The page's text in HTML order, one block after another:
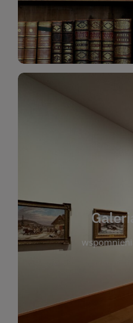
wspomnienia z
którym można
i jej społeczność.
uroczyste chwile, jak
czytelników.
by każdy mógł
momentów.
wspominania i